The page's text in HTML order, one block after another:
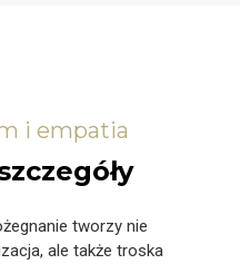
i empatia
tworzy nie
ale także troska